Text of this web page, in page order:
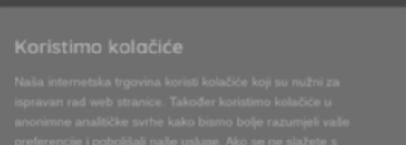
Uvijek ćemo vas profesionalno savjetovati
Reklamacije obrađujemo u roku od 24 sata
Koristimo kolačiće
Naša internetska trgovina koristi kolačiće koji su nužni za
ispravan rad web stranice. Također koristimo kolačiće u
anonimne analitičke svrhe kako bismo bolje razumjeli vaše
preferencije i poboljšali naše usluge. Ako se ne slažete s